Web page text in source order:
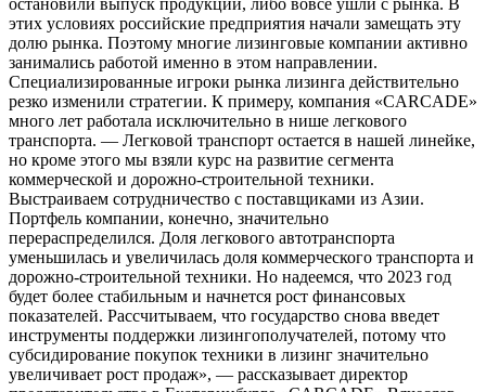
остановили выпуск продукции, либо вовсе ушли с рынка. В
этих условиях российские предприятия начали замещать эту
долю рынка. Поэтому многие лизинговые компании активно
занимались работой именно в этом направлении.
Специализированные игроки рынка лизинга действительно
резко изменили стратегии. К примеру, компания «CARCADE»
много лет работала исключительно в нише легкового
транспорта. — Легковой транспорт остается в нашей линейке,
но кроме этого мы взяли курс на развитие сегмента
коммерческой и дорожно-строительной техники.
Выстраиваем сотрудничество с поставщиками из Азии.
Портфель компании, конечно, значительно
перераспределился. Доля легкового автотранспорта
уменьшилась и увеличилась доля коммерческого транспорта и
дорожно-строительной техники. Но надеемся, что 2023 год
будет более стабильным и начнется рост финансовых
показателей. Рассчитываем, что государство снова введет
инструменты поддержки лизингополучателей, потому что
субсидирование покупок техники в лизинг значительно
увеличивает рост продаж», — рассказывает директор